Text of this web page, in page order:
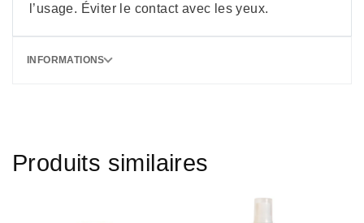
l’usage. Éviter le contact avec les yeux.
INFORMATIONS
Produits similaires